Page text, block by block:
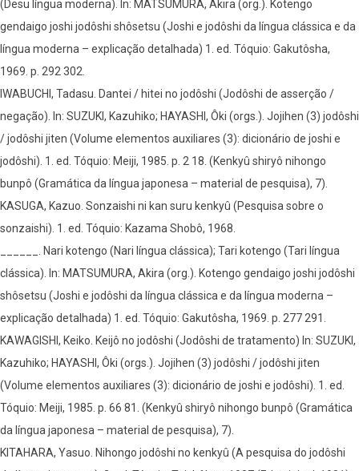
(Desu língua moderna). In: MATSUMURA, Akira (org.). Kotengo
gendaigo joshi jodôshi shôsetsu (Joshi e jodôshi da língua clássica e da
língua moderna – explicação detalhada) 1. ed. Tóquio: Gakutôsha,
1969. p. 292 302.
IWABUCHI, Tadasu. Dantei / hitei no jodôshi (Jodôshi de asserção /
negação). In: SUZUKI, Kazuhiko; HAYASHI, Ôki (orgs.). Jojihen (3) jodôshi
/ jodôshi jiten (Volume elementos auxiliares (3): dicionário de joshi e
jodôshi). 1. ed. Tóquio: Meiji, 1985. p. 2 18. (Kenkyû shiryô nihongo
bunpô (Gramática da língua japonesa – material de pesquisa), 7).
KASUGA, Kazuo. Sonzaishi ni kan suru kenkyû (Pesquisa sobre o
sonzaishi). 1. ed. Tóquio: Kazama Shobô, 1968.
______. Nari kotengo (Nari língua clássica); Tari kotengo (Tari língua
clássica). In: MATSUMURA, Akira (org.). Kotengo gendaigo joshi jodôshi
shôsetsu (Joshi e jodôshi da língua clássica e da língua moderna –
explicação detalhada) 1. ed. Tóquio: Gakutôsha, 1969. p. 277 291.
KAWAGISHI, Keiko. Keijô no jodôshi (Jodôshi de tratamento) In: SUZUKI,
Kazuhiko; HAYASHI, Ôki (orgs.). Jojihen (3) jodôshi / jodôshi jiten
(Volume elementos auxiliares (3): dicionário de joshi e jodôshi). 1. ed.
Tóquio: Meiji, 1985. p. 66 81. (Kenkyû shiryô nihongo bunpô (Gramática
da língua japonesa – material de pesquisa), 7).
KITAHARA, Yasuo. Nihongo jodôshi no kenkyû (A pesquisa do jodôshi